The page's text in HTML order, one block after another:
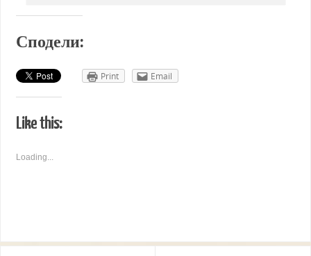
Сподели:
Print Email
Like this:
Loading...